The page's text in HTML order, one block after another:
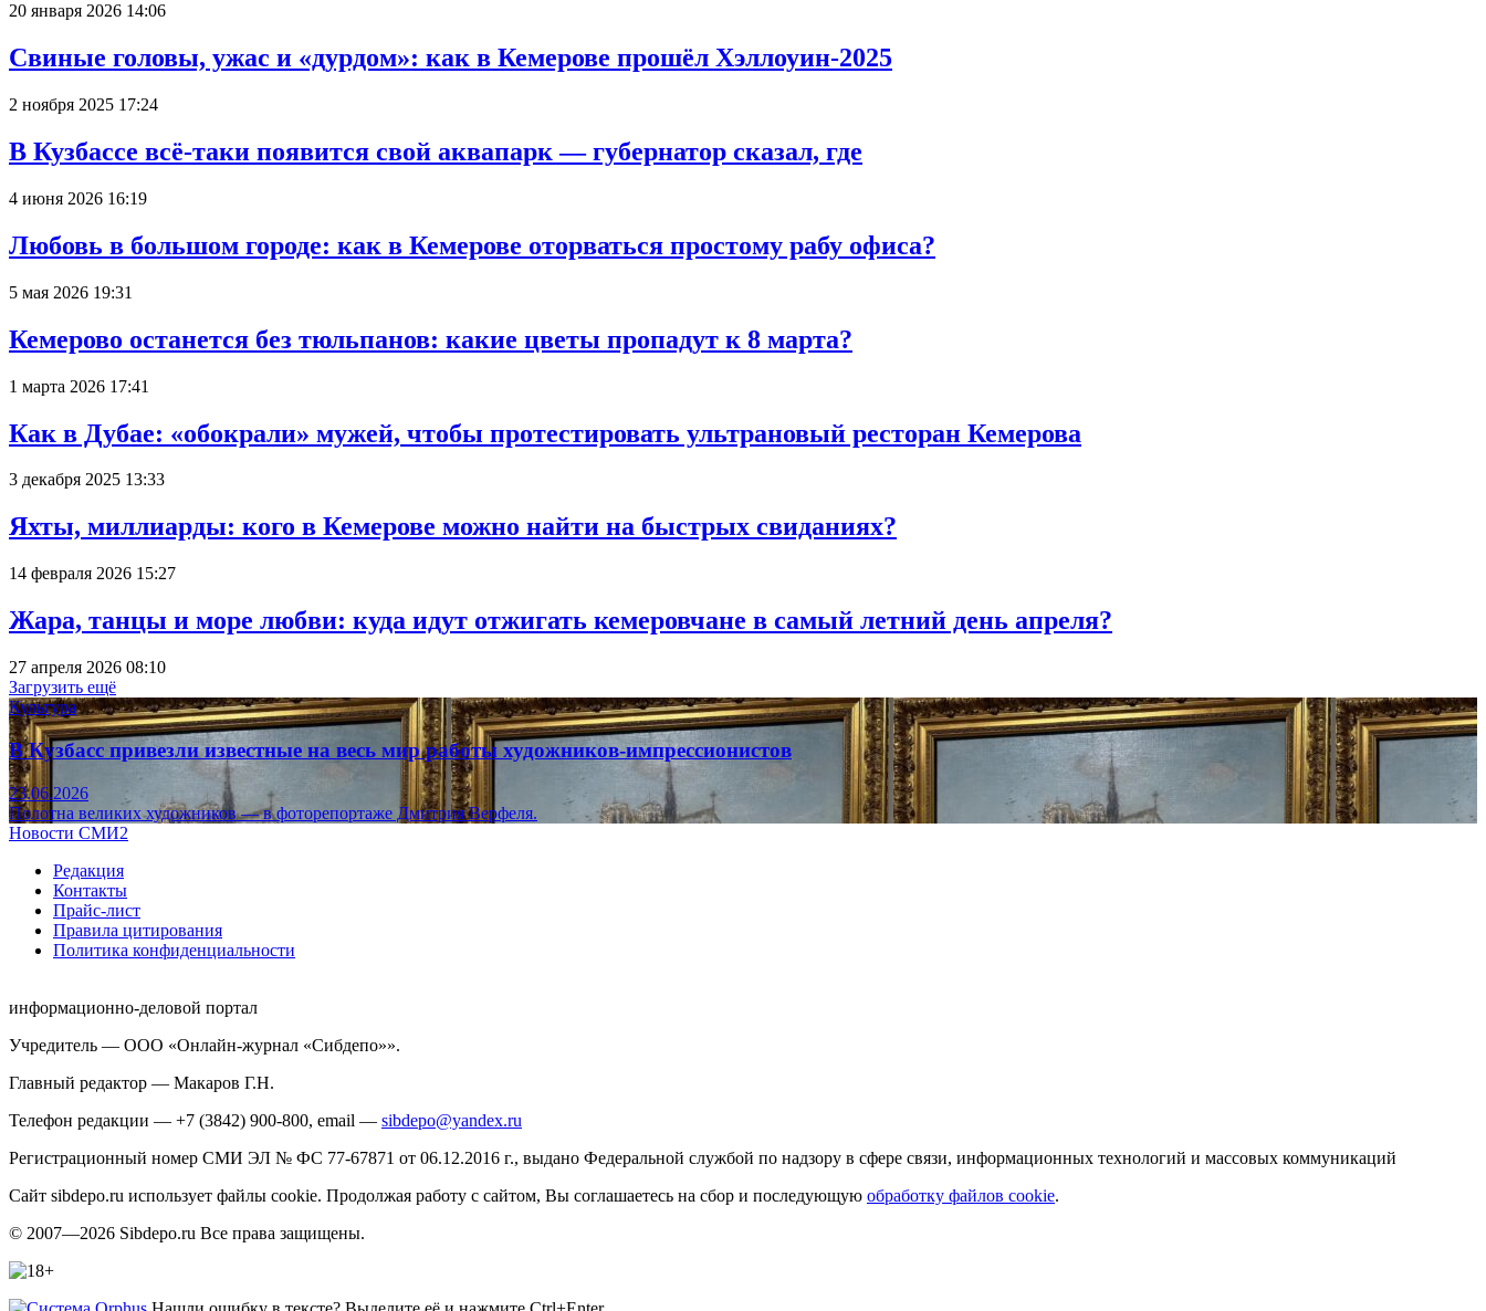
20 января 2026 14:06
Свиные головы, ужас и «дурдом»: как в Кемерове прошёл Хэллоуин-2025
2 ноября 2025 17:24
В Кузбассе всё-таки появится свой аквапарк — губернатор сказал, где
4 июня 2026 16:19
Любовь в большом городе: как в Кемерове оторваться простому рабу офиса?
5 мая 2026 19:31
Кемерово останется без тюльпанов: какие цветы пропадут к 8 марта?
1 марта 2026 17:41
Как в Дубае: «обокрали» мужей, чтобы протестировать ультрановый ресторан Кемерова
3 декабря 2025 13:33
Яхты, миллиарды: кого в Кемерове можно найти на быстрых свиданиях?
14 февраля 2026 15:27
Жара, танцы и море любви: куда идут отжигать кемеровчане в самый летний день апреля?
27 апреля 2026 08:10
Загрузить ещё
Культура
В Кузбасс привезли известные на весь мир работы художников-импрессионистов
23.06.2026
Полотна великих художников — в фоторепортаже Дмитрия Верфеля.
Новости СМИ2
Редакция
Контакты
Прайс-лист
Правила цитирования
Политика конфиденциальности
информационно-деловой портал
Учредитель — ООО «Онлайн-журнал «Сибдепо»».
Главный редактор — Макаров Г.Н.
Телефон редакции — +7 (3842) 900-800, email — sibdepo@yandex.ru
Регистрационный номер СМИ ЭЛ № ФС 77-67871 от 06.12.2016 г., выдано Федеральной службой по надзору в сфере связи, информационных технологий и массовых коммуникаций
Сайт sibdepo.ru использует файлы cookie. Продолжая работу с сайтом, Вы соглашаетесь на сбор и последующую обработку файлов cookie.
© 2007—2026 Sibdepo.ru Все права защищены.